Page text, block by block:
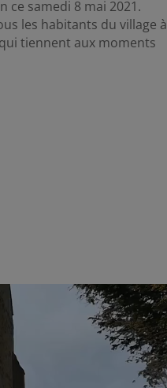
ce samedi 8 mai 2021.
les habitants du village à
tiennent aux moments